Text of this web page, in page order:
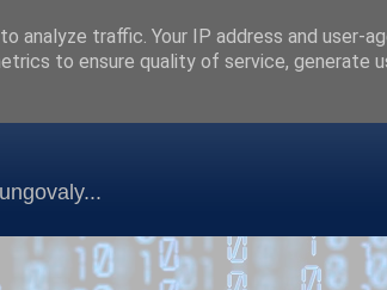
analyze traffic. Your IP address and user-
to ensure quality of service, generate